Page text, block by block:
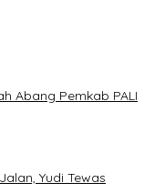
Abang Pemkab PALI
Yudi Tewas